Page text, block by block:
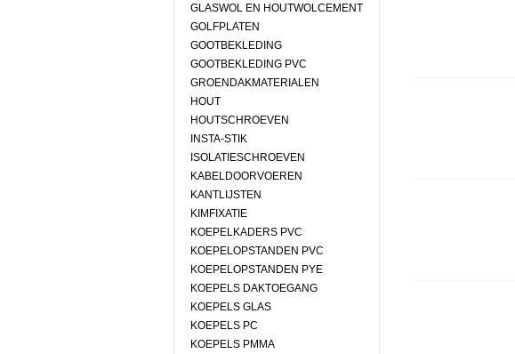
GLASWOL EN HOUTWOLCEMENT
GOLFPLATEN
GOOTBEKLEDING
GOOTBEKLEDING PVC
GROENDAKMATERIALEN
HOUT
HOUTSCHROEVEN
INSTA-STIK
ISOLATIESCHROEVEN
KABELDOORVOEREN
KANTLIJSTEN
KIMFIXATIE
KOEPELKADERS PVC
KOEPELOPSTANDEN PVC
KOEPELOPSTANDEN PYE
KOEPELS DAKTOEGANG
KOEPELS GLAS
KOEPELS PC
KOEPELS PMMA